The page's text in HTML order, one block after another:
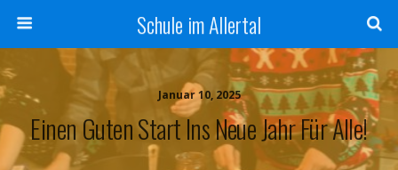
Schule im Allertal
Januar 10, 2025
Einen Guten Start Ins Neue Jahr Für Alle!